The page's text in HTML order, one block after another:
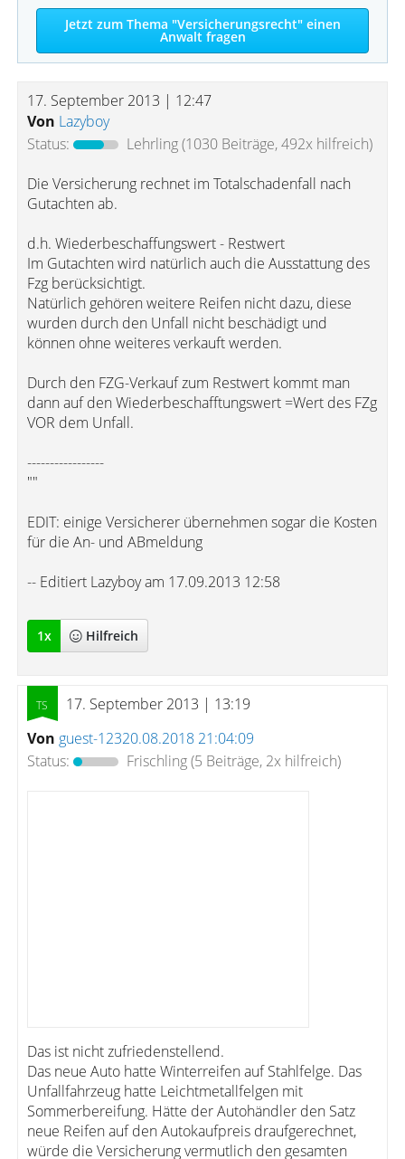
Jetzt zum Thema "Versicherungsrecht" einen
Anwalt fragen
17. September 2013 | 12:47
Von Lazyboy
Status:
Lehrling(1030 Beiträge, 492x hilfreich)
Die Versicherung rechnet im Totalschadenfall nach
Gutachten ab.
d.h. Wiederbeschaffungswert - Restwert
Im Gutachten wird natürlich auch die Ausstattung des
Fzg berücksichtigt.
Natürlich gehören weitere Reifen nicht dazu, diese
wurden durch den Unfall nicht beschädigt und
können ohne weiteres verkauft werden.
Durch den FZG-Verkauf zum Restwert kommt man
dann auf den Wiederbeschafftungswert =Wert des FZg
VOR dem Unfall.
-----------------
""
EDIT: einige Versicherer übernehmen sogar die Kosten
für die An- und ABmeldung
-- Editiert Lazyboy am 17.09.2013 12:58
1x Hilfreich
17. September 2013 | 13:19
Von guest-12320.08.2018 21:04:09
Status:
Frischling(5 Beiträge, 2x hilfreich)
Das ist nicht zufriedenstellend.
Das neue Auto hatte Winterreifen auf Stahlfelge. Das
Unfallfahrzeug hatte Leichtmetallfelgen mit
Sommerbereifung. Hätte der Autohändler den Satz
neue Reifen auf den Autokaufpreis draufgerechnet,
würde die Versicherung vermutlich den gesamten